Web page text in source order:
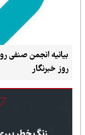
بیانیه انجمن صنفی
روز خبرنگار